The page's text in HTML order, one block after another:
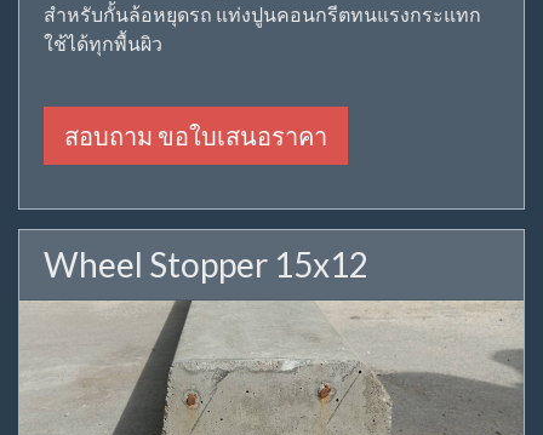
สำหรับกั้นล้อหยุดรถ แท่งปูนคอนกรีตทนแรงกระแทก
ใช้ได้ทุกพื้นผิว
สอบถาม ขอใบเสนอราคา
Wheel Stopper 15x12